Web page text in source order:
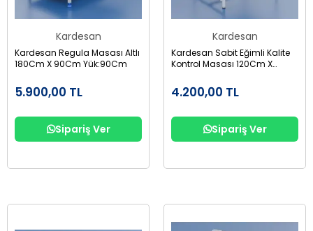
Kardesan
Kardesan Regula Masası Altlı
180Cm X 90Cm Yük:90Cm
5.900,00 TL
Sipariş Ver
Kardesan
Kardesan Sabit Eğimli Kalite
Kontrol Masası 120Cm X
4.200,00 TL
Sipariş Ver